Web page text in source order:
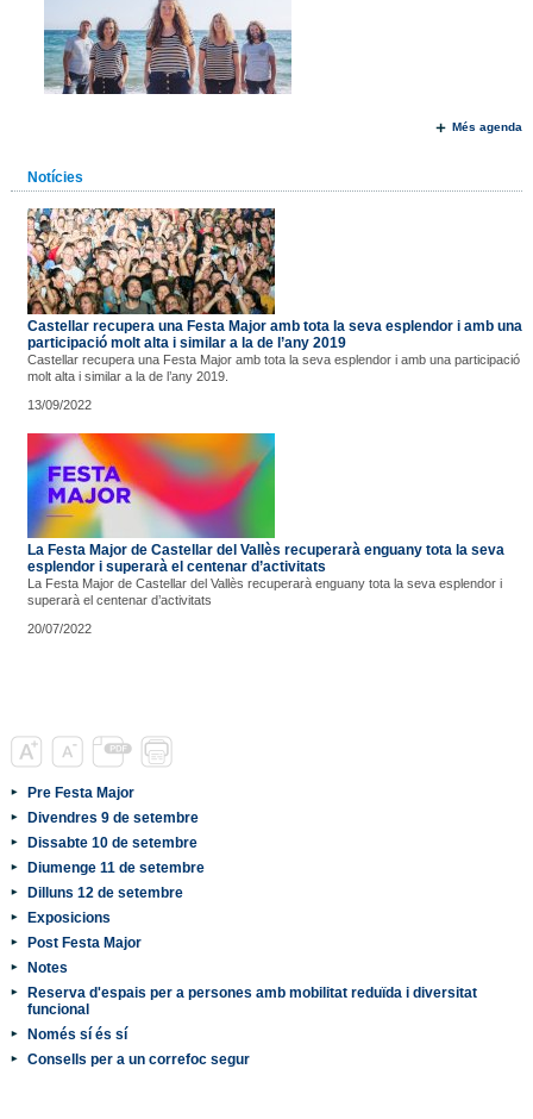
Més agenda
Notícies
Castellar recupera una Festa Major amb tota la seva esplendor i amb una
participació molt alta i similar a la de l’any 2019
Castellar recupera una Festa Major amb tota la seva esplendor i amb una participació
molt alta i similar a la de l’any 2019.
13/09/2022
La Festa Major de Castellar del Vallès recuperarà enguany tota la seva
esplendor i superarà el centenar d’activitats
La Festa Major de Castellar del Vallès recuperarà enguany tota la seva esplendor i
superarà el centenar d’activitats
20/07/2022
Pre Festa Major
Divendres 9 de setembre
Dissabte 10 de setembre
Diumenge 11 de setembre
Dilluns 12 de setembre
Exposicions
Post Festa Major
Notes
Reserva d'espais per a persones amb mobilitat reduïda i diversitat
funcional
Només sí és sí
Consells per a un correfoc segur